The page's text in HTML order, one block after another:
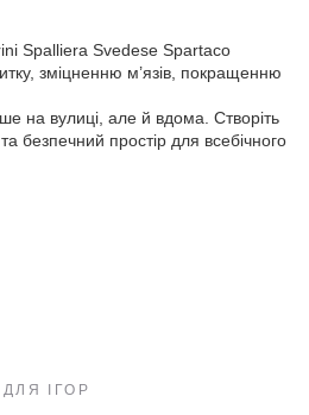
Spalliera Svedese Spartaco
зміцненню м’язів, покращенню
на вулиці, але й вдома. Створіть
безпечний простір для всебічного
ІГОР